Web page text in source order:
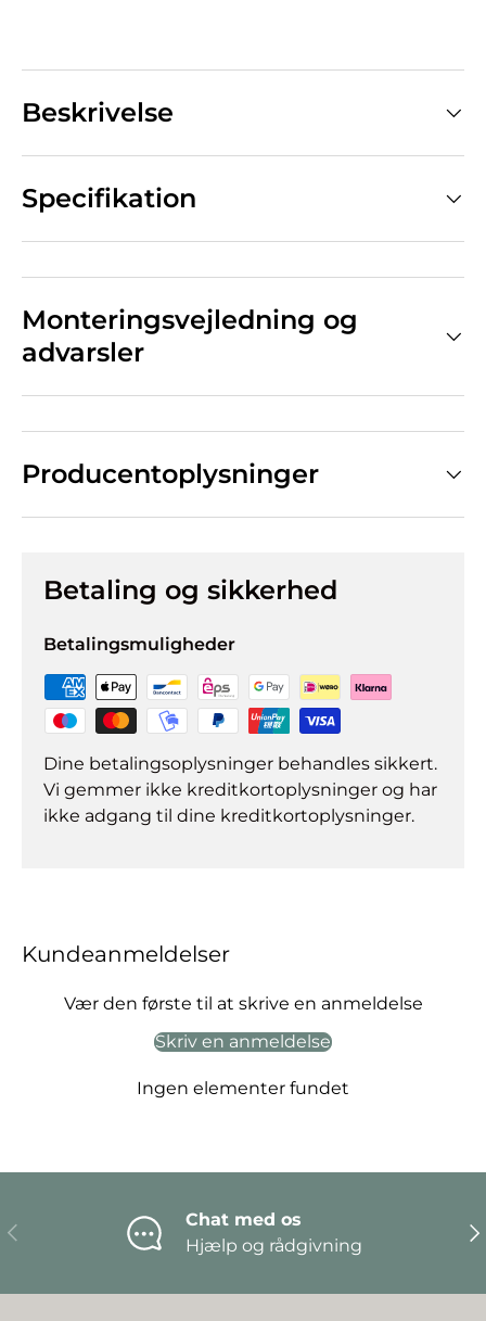
Beskrivelse
Specifikation
Monteringsvejledning og
advarsler
Producentoplysninger
Betaling og sikkerhed
Betalingsmuligheder
Dine betalingsoplysninger behandles sikkert.
Vi gemmer ikke kreditkortoplysninger og har
ikke adgang til dine kreditkortoplysninger.
Kundeanmeldelser
Vær den første til at skrive en anmeldelse
Skriv en anmeldelse
Ingen elementer fundet
Forrige
Chat med os
Hjælp og rådgivning